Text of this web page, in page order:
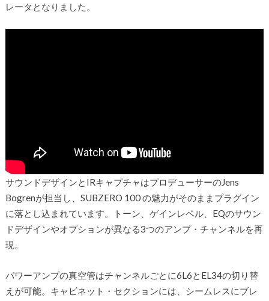
レータとなりました。
サウンドデザインとIRキャプチャはプロデューサーのJens
Bogrenが担当し、SUBZERO 100 の魅力がそのままプラグイン
に落とし込まれています。トーン、ゲインレベル、EQのサウン
ドデザインやオプションが異なる3つのアンプ・チャンネルを再
現。
パワーアンプの真空管はチャンネルごとに6L6とEL34の切り替
えが可能。キャビネット・セクションには、シームレスにブレ